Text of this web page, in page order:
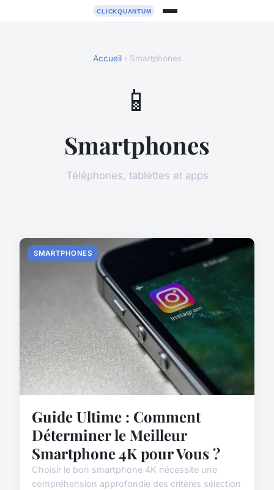
Accueil› Smartphones
📱
Smartphones
Téléphones, tablettes et apps
SMARTPHONES
Guide Ultime : Comment
Déterminer le Meilleur
Smartphone 4K pour Vous ?
Choisir le bon smartphone 4K nécessite une
compréhension approfondie des critères sélection